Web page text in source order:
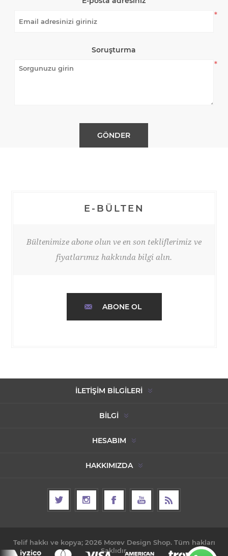
*
Soruşturma
*
E-BÜLTEN
Bültenimize abone olun ve en son tekliflerimiz ve
fiyatlarımız hakkında bilgi alın.
ABONE OL
İLETIŞIM BILGILERI
BILGI
HESABIM
HAKKIMIZDA
Telif hakkı ve kopya; 2026 Morev Design Shop. Tüm hakları
Saklıdır.